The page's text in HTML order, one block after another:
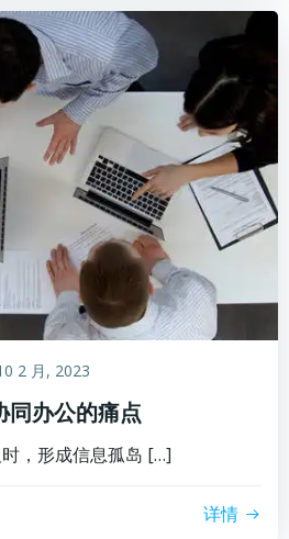
2 月, 2023
同办公的痛点
，形成信息孤岛 […]
详情